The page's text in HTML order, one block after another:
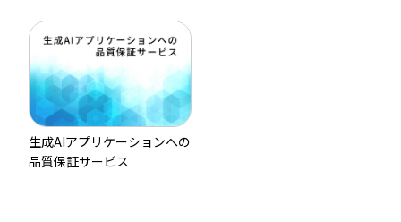
生成AIアプリケーションへの
品質保証サービス